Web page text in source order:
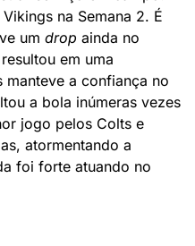
na Semana 2. É
um drop ainda no
em uma
manteve a confiança no
a bola inúmeras vezes
jogo pelos Colts e
atormentando a
foi forte atuando no